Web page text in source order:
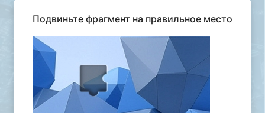
Подвиньте фрагмент на правильное место